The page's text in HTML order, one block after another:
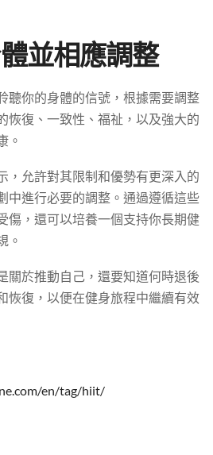
並相應調整
聽你的身體的信號，根據需要調整
恢復、一致性、福祉，以及強大的
。
，允許對其限制和優勢有更深入的
中進行必要的調整。通過遵循這些
傷，還可以培養一個支持你長期健
。
關於推動自己，還要知道何時退後
恢復，以便在健身旅程中繼續有效
en/tag/hiit/